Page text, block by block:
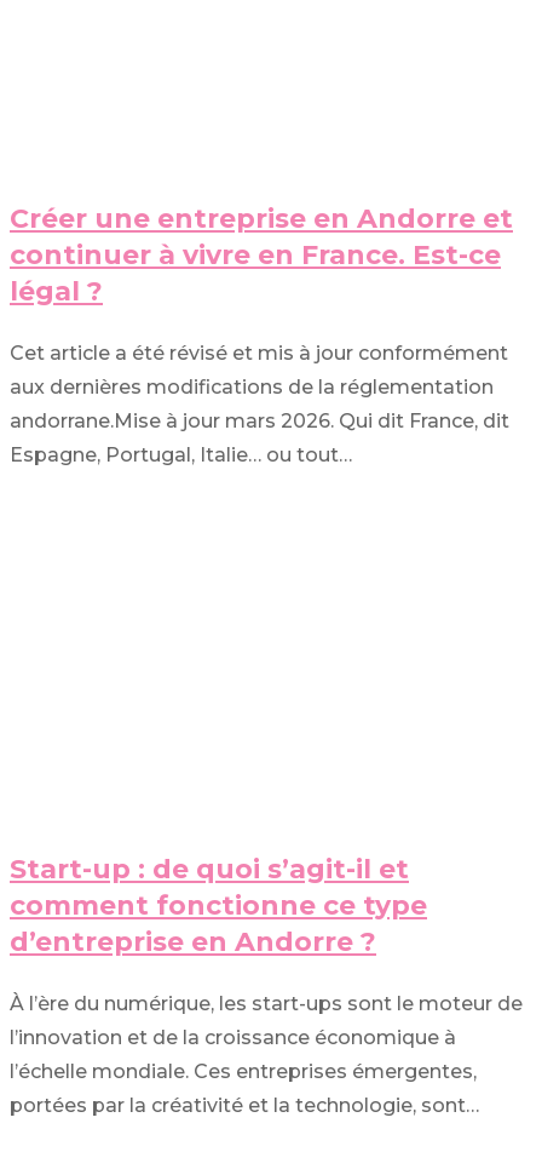
Créer une entreprise en Andorre et
continuer à vivre en France. Est-ce
légal ?
Cet article a été révisé et mis à jour conformément
aux dernières modifications de la réglementation
andorrane.Mise à jour mars 2026. Qui dit France, dit
Espagne, Portugal, Italie… ou tout…
Start-up : de quoi s’agit-il et
comment fonctionne ce type
d’entreprise en Andorre ?
À l’ère du numérique, les start-ups sont le moteur de
l’innovation et de la croissance économique à
l’échelle mondiale. Ces entreprises émergentes,
portées par la créativité et la technologie, sont…